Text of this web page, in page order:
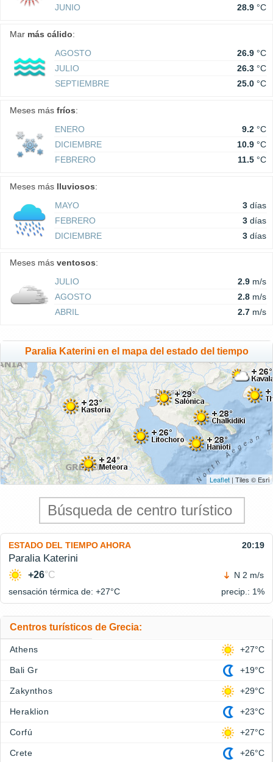
JUNIO 28.9 °C
Mar más cálido:
AGOSTO
26.9 °C
JULIO
26.3 °C
SEPTIEMBRE
25.0 °C
Meses más fríos:
ENERO
9.2 °C
DICIEMBRE
10.9 °C
FEBRERO
11.5 °C
Meses más lluviosos:
MAYO
3 días
FEBRERO
3 días
DICIEMBRE
3 días
Meses más ventosos:
JULIO
2.9 m/s
AGOSTO
2.8 m/s
ABRIL
2.7 m/s
Paralia Katerini en el mapa del estado del tiempo
Leaflet | Tiles © Esri
ESTADO DEL TIEMPO AHORA 20:19
Paralia Katerini
+26°C
N 2 m/s
sensación térmica de: +27°C precip.: 1%
Centros turísticos de Grecia:
Athens +27°C
Bali Gr +19°C
Zakynthos +29°C
Heraklion +23°C
Corfú +27°C
Crete +26°C